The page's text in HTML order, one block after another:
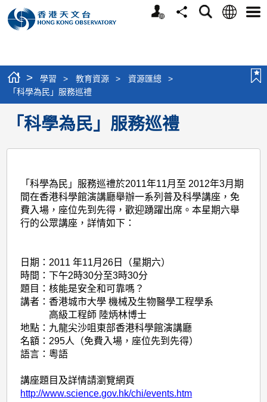
個
分
搜
語
選
> 學習 > 教育資源 > 資源匯總
>
「科學為民」服務巡禮
「科學為民」服務巡禮
「科學為民」服務巡禮於2011年11月至 2012年3月期
間在香港科學館演講廳舉辦一系列普及科學講座，免
費入場，座位先到先得，歡迎踴躍出席。本星期六舉
行的公眾講座，詳情如下：
日期： 2011 年11月26日（星期六）
時間：下午2時30分至3時30分
題目：核能是安全和可靠嗎？
講者：香港城市大學 機械及生物醫學工程學系
高級工程師 陸炳林博士
地點： 九龍尖沙咀東部香港科學館演講廳
名額： 295人（免費入場，座位先到先得）
語言： 粵語
講座題目及詳情請瀏覽網頁
http://www.science.gov.hk/chi/events.htm